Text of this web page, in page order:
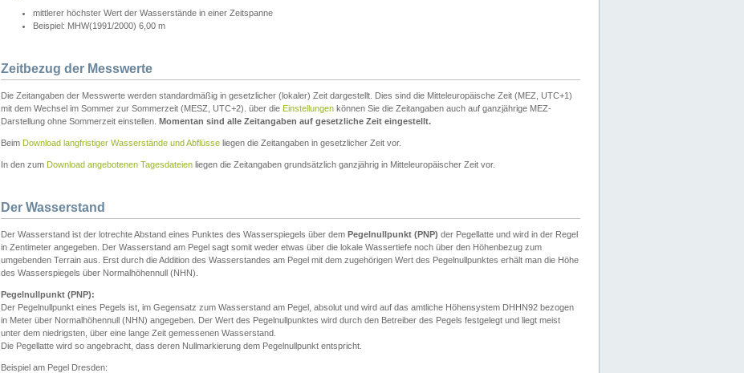
mittlerer höchster Wert der Wasserstände in einer Zeitspanne
Beispiel: MHW(1991/2000) 6,00 m
Zeitbezug der Messwerte
Die Zeitangaben der Messwerte werden standardmäßig in gesetzlicher (lokaler) Zeit dargestellt. Dies sind die Mitteleuropäische Zeit (MEZ, UTC+1)
mit dem Wechsel im Sommer zur Sommerzeit (MESZ, UTC+2). über die Einstellungen können Sie die Zeitangaben auch auf ganzjährige MEZ-
Darstellung ohne Sommerzeit einstellen. Momentan sind alle Zeitangaben auf gesetzliche Zeit eingestellt.
Beim Download langfristiger Wasserstände und Abflüsse liegen die Zeitangaben in gesetzlicher Zeit vor.
In den zum Download angebotenen Tagesdateien liegen die Zeitangaben grundsätzlich ganzjährig in Mitteleuropäischer Zeit vor.
Der Wasserstand
Der Wasserstand ist der lotrechte Abstand eines Punktes des Wasserspiegels über dem Pegelnullpunkt (PNP) der Pegellatte und wird in der Regel
in Zentimeter angegeben. Der Wasserstand am Pegel sagt somit weder etwas über die lokale Wassertiefe noch über den Höhenbezug zum
umgebenden Terrain aus. Erst durch die Addition des Wasserstandes am Pegel mit dem zugehörigen Wert des Pegelnullpunktes erhält man die Höhe
des Wasserspiegels über Normalhöhennull (NHN).
Pegelnullpunkt (PNP):
Der Pegelnullpunkt eines Pegels ist, im Gegensatz zum Wasserstand am Pegel, absolut und wird auf das amtliche Höhensystem DHHN92 bezogen
in Meter über Normalhöhennull (NHN) angegeben. Der Wert des Pegelnullpunktes wird durch den Betreiber des Pegels festgelegt und liegt meist
unter dem niedrigsten, über eine lange Zeit gemessenen Wasserstand.
Die Pegellatte wird so angebracht, dass deren Nullmarkierung dem Pegelnullpunkt entspricht.
Beispiel am Pegel Dresden: